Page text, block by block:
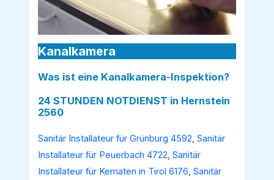
Kanalkamera
Was ist eine Kanalkamera-Inspektion?
24 STUNDEN NOTDIENST in Hernstein
2560
Sanitär Installateur für Grünburg 4592,Sanitär
Installateur für Peuerbach 4722,Sanitär
Installateur für Kematen in Tirol 6176,Sanitär